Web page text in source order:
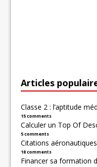
Articles
Classe 2 : l’aptitude
15 comments
Calculer un Top Of
5 comments
Citations aéronautiques
18 comments
Financer sa formation